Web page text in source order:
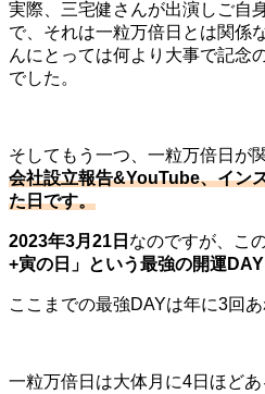
実際、三宅健さんが出演しご自
で、それは一粒万倍日とは関係
んにとっては何より大事で記念
でした。
そしてもう一つ、一粒万倍日が
会社設立報告&YouTube、イン
た日です。
2023年3月21日 なのですが、こ
+寅の日」という最強の開運DAY
ここまでの最強DAYは年に3回あ
一粒万倍日は大体月に4日ほど